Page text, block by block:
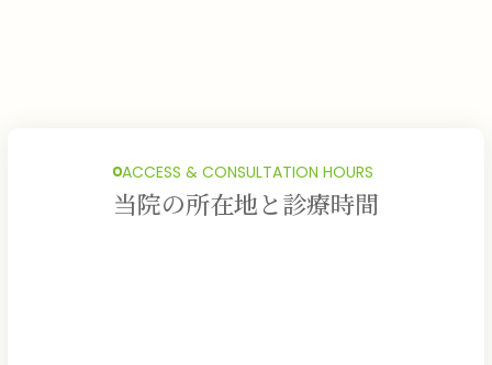
ACCESS & CONSULTATION HOURS
当院の所在地と診療時間